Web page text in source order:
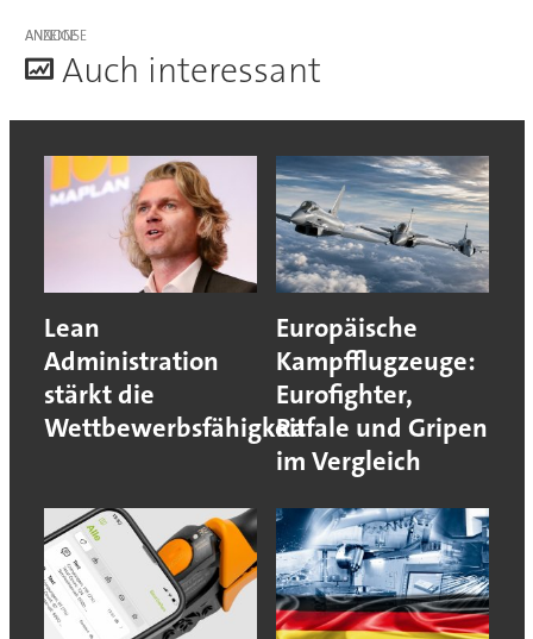
ANZEIGE
Auch interessant
Lean
Administration
stärkt die
Wettbewerbsfähigkeit
Europäische
Kampfflugzeuge:
Eurofighter,
Rafale und Gripen
im Vergleich